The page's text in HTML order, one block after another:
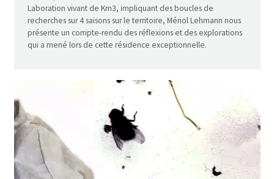
Laboration vivant de Km3, impliquant des boucles de
recherches sur 4 saisons sur le territoire, Mériol Lehmann nous
présente un compte-rendu des réflexions et des explorations
qui a mené lors de cette résidence exceptionnelle.